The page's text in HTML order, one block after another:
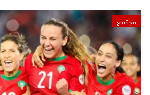
مجتمع